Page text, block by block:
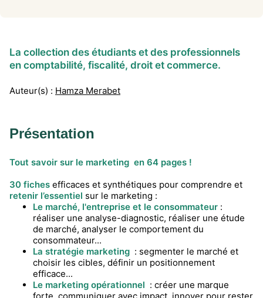
La collection des étudiants et des professionnels
en comptabilité, fiscalité, droit et commerce.
Auteur(s) : Hamza Merabet
Présentation
Tout savoir sur le marketing en 64 pages !
30 fiches efficaces et synthétiques pour comprendre et
retenir l’essentiel sur le marketing :
Le marché, l'entreprise et le consommateur :
réaliser une analyse-diagnostic, réaliser une étude
de marché, analyser le comportement du
consommateur...
La stratégie marketing : segmenter le marché et
choisir les cibles, définir un positionnement
efficace...
Le marketing opérationnel : créer une marque